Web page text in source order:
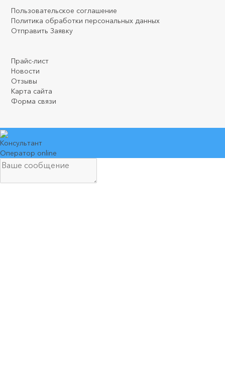
Пользовательское соглашение
Политика обработки персональных данных
Отправить Заявку
Прайс-лист
Новости
Отзывы
Карта сайта
Форма связи
Консультант
Оператор online